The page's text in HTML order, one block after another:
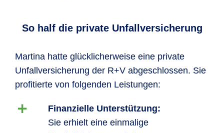
So half die private Unfallversicherung
Martina hatte glücklicherweise eine private
Unfallversicherung der R+V abgeschlossen. Sie
profitierte von folgenden Leistungen:
Finanzielle Unterstützung:
Sie erhielt eine einmalige